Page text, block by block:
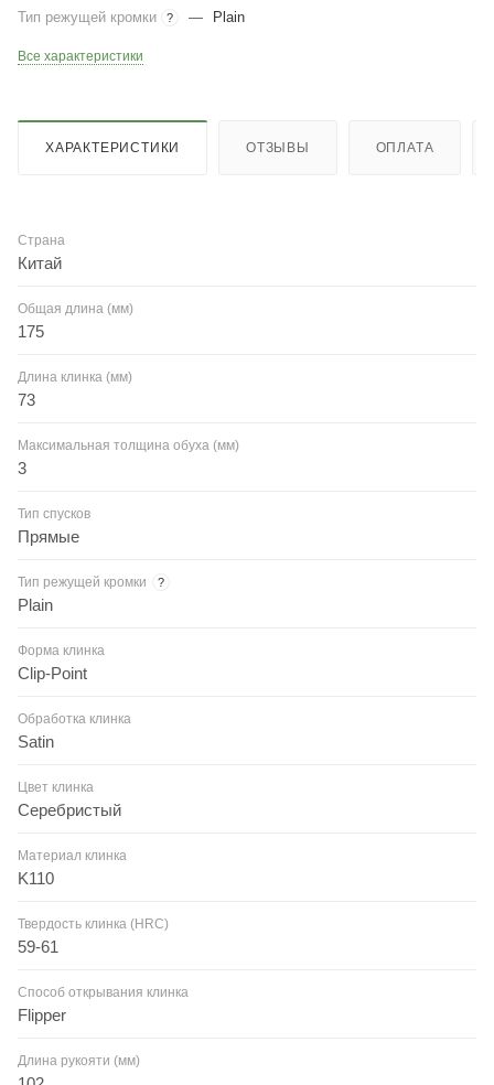
Тип режущей кромки
? — Plain
Все характеристики
ХАРАКТЕРИСТИКИ ОТЗЫВЫ ОПЛАТА
Страна
Китай
Общая длина (мм)
175
Длина клинка (мм)
73
Максимальная толщина обуха (мм)
3
Тип спусков
Прямые
Тип режущей кромки ?
Plain
Форма клинка
Clip-Point
Обработка клинка
Satin
Цвет клинка
Серебристый
Материал клинка
K110
Твердость клинка (HRC)
59-61
Способ открывания клинка
Flipper
Длина рукояти (мм)